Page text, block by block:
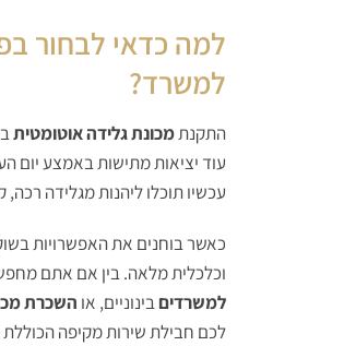
למה כדאי לבחור
למשרד?
התקנתמכונת גלידה אוטומטית
עוד יציאות מתישות באמצע יום
עכשיו תוכלו ליהנות מגלידה
כאשר בוחנים את האפשרויות
וכלכלית מלאה. בין אם אתם
למשרדיםבינוניים, או השכרת
לכם חבילת שירות מקיפה